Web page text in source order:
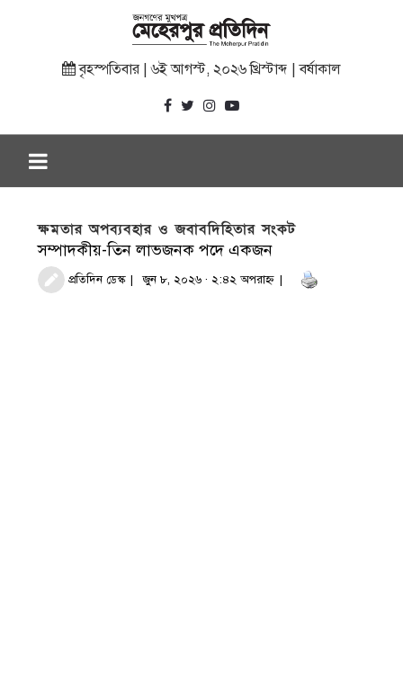
বৃহস্পতিবার | ৬ই আগস্ট, ২০২৬ খ্রিস্টাব্দ | বর্ষাকাল
ক্ষমতার অপব্যবহার ও জবাবদিহিতার সংকট
সম্পাদকীয়-তিন লাভজনক পদে একজন
প্রতিদিন ডেস্ক জুন ৮, ২০২৬ · ২:৪২ অপরাহ্ণ